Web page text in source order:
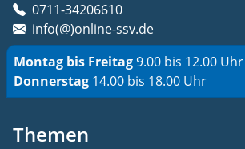
0711-34206610
info(@)online-ssv.de
Montag bis Freitag9.00 bis 12.00 Uhr
Donnerstag 14.00 bis 18.00 Uhr
Themen